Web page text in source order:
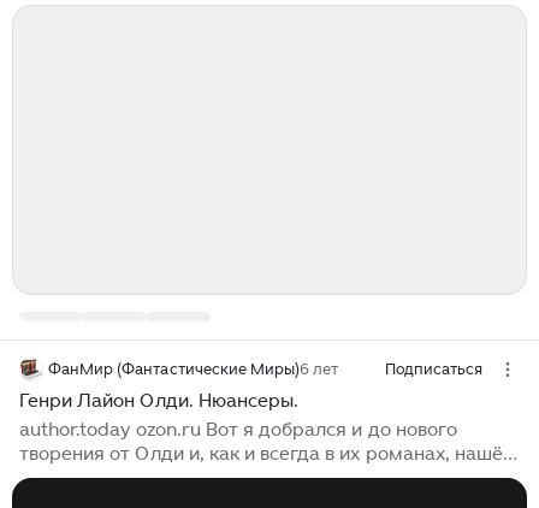
ФанМир (Фантастические Миры)6 лет Подписаться
Генри Лайон Олди. Нюансеры.
author.today ozon.ru Вот я добрался и до нового
творения от Олди и, как и всегда в их романах, нашёл
в этой книге именно то, чего и ожидал. А именно —